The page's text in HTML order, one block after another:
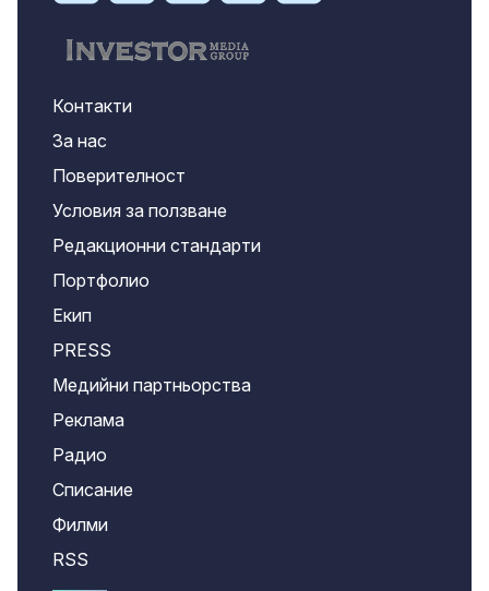
Контакти
За нас
Поверителност
Условия за ползване
Редакционни стандарти
Портфолио
Екип
PRESS
Медийни партньорства
Реклама
Радио
Списание
Филми
RSS